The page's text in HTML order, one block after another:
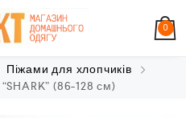
0
Піжами для хлопчиків
(86-128 см)